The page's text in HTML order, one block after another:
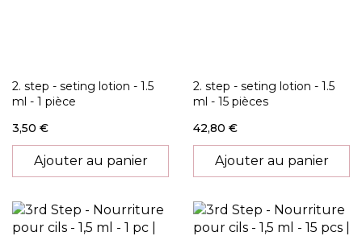
2. step - seting lotion - 1.5
ml - 1 pièce
3,50 €
Ajouter au panier
2. step - seting lotion - 1.5
ml - 15 pièces
42,80 €
Ajouter au panier